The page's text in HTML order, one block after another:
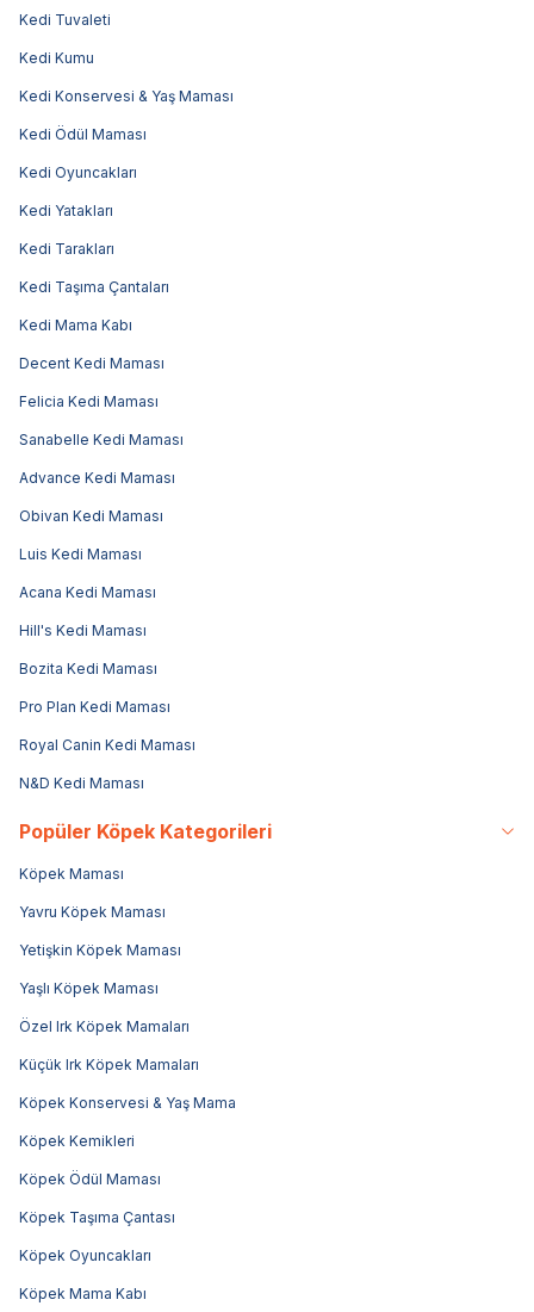
Kedi Tuvaleti
Kedi Kumu
Kedi Konservesi & Yaş Maması
Kedi Ödül Maması
Kedi Oyuncakları
Kedi Yatakları
Kedi Tarakları
Kedi Taşıma Çantaları
Kedi Mama Kabı
Decent Kedi Maması
Felicia Kedi Maması
Sanabelle Kedi Maması
Advance Kedi Maması
Obivan Kedi Maması
Luis Kedi Maması
Acana Kedi Maması
Hill's Kedi Maması
Bozita Kedi Maması
Pro Plan Kedi Maması
Royal Canin Kedi Maması
N&D Kedi Maması
Popüler Köpek Kategorileri
Köpek Maması
Yavru Köpek Maması
Yetişkin Köpek Maması
Yaşlı Köpek Maması
Özel Irk Köpek Mamaları
Küçük Irk Köpek Mamaları
Köpek Konservesi & Yaş Mama
Köpek Kemikleri
Köpek Ödül Maması
Köpek Taşıma Çantası
Köpek Oyuncakları
Köpek Mama Kabı